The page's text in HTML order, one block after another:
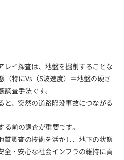
レイ探査は、地盤を掘削することな
（特にVs（S波速度）＝地盤の硬さ
査手法です。
と、突然の道路陥没事故につながる
前の調査が重要です。
質調査の技術を活かし、地下の状態
全・安心な社会インフラの維持に貢